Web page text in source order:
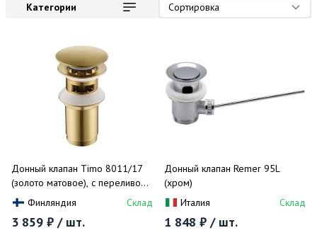
Категории Сортировка
Донный клапан Timo 8011/17
(золото матовое), с переливом,
универсальный
Финляндия Склад
3 859 ₽ / шт.
Донный клапан Remer 95L
(хром)
Италия
Склад
1 848 ₽ / шт.